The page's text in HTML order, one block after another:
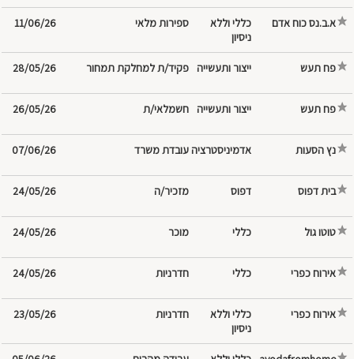
א.ב.נס כוח אדם
כללי וללא
ניסיון
ספירות מלאי 11/06/26
פח תעש ייצור ותעשייה פקיד/ת למחלקת תמחור 28/05/26
פח תעש ייצור ותעשייה חשמלאי/ת 26/05/26
נץ הסעות עובדת משרד 07/06/26
בית דפוס דפוס מזכיר/ה 24/05/26
טוטו גול מוכר 24/05/26
אירוח כפרי חדרניות 24/05/26
אירוח כפרי
כללי וללא
ניסיון
חדרניות 23/05/26